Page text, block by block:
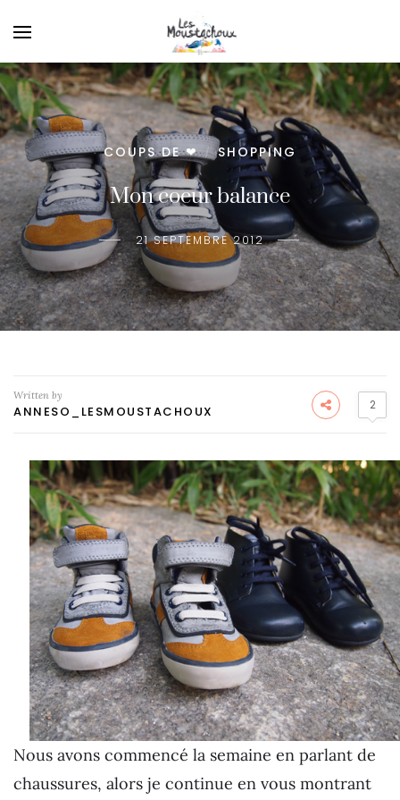
COUPS DE ❤ / SHOPPING
Mon coeur balance
21 SEPTEMBRE 2012
Written by
ANNESO_LESMOUSTACHOUX 2
Nous avons commencé la semaine en parlant de
chaussures, alors je continue en vous montrant